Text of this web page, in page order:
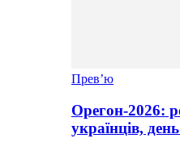
Прев’ю
Орегон-2026:
українців,